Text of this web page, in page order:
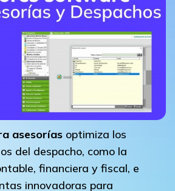
asesorías optimiza los
del despacho, como la
financiera y fiscal, e
innovadoras para